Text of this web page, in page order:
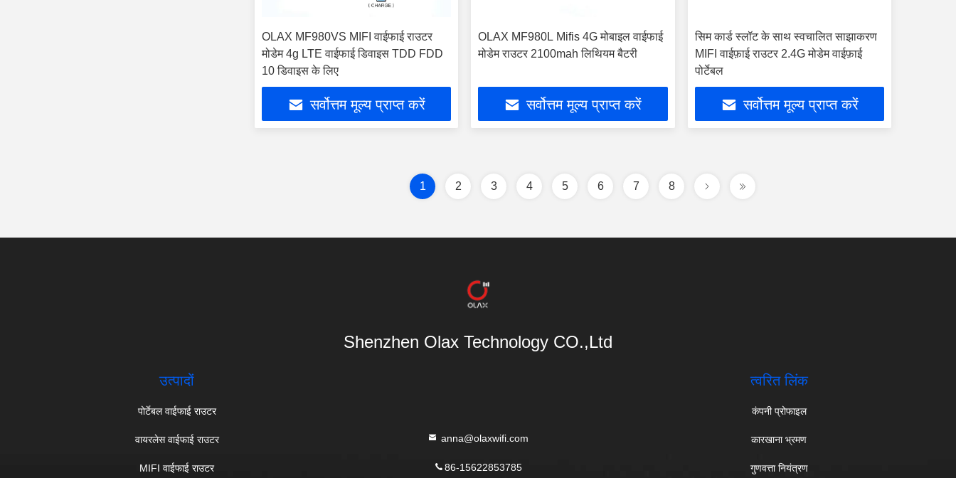
OLAX MF980VS MIFI वाईफाई राउटर
मोडेम 4g LTE वाईफाई डिवाइस TDD FDD
10 डिवाइस के लिए
सर्वोत्तम मूल्य प्राप्त करें
OLAX MF980L Mifis 4G मोबाइल वाईफाई
मोडेम राउटर 2100mah लिथियम बैटरी
सर्वोत्तम मूल्य प्राप्त करें
सिम कार्ड स्लॉट के साथ स्वचालित साझाकरण
MIFI वाईफ़ाई राउटर 2.4G मोडेम वाईफ़ाई
पोर्टेबल
सर्वोत्तम मूल्य प्राप्त करें
1 2 3 4 5 6 7 8
Shenzhen Olax Technology CO.,Ltd
उत्पादों
पोर्टेबल वाईफाई राउटर
वायरलेस वाईफाई राउटर
MIFI वाईफाई राउटर
anna@olaxwifi.com
86-15622853785
त्वरित लिंक
कंपनी प्रोफाइल
कारखाना भ्रमण
गुणवत्ता नियंत्रण